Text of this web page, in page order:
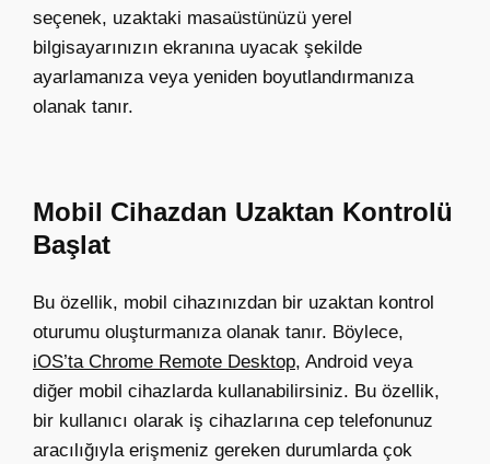
seçenek, uzaktaki masaüstünüzü yerel
bilgisayarınızın ekranına uyacak şekilde
ayarlamanıza veya yeniden boyutlandırmanıza
olanak tanır.
Mobil Cihazdan Uzaktan Kontrolü
Başlat
Bu özellik, mobil cihazınızdan bir uzaktan kontrol
oturumu oluşturmanıza olanak tanır. Böylece,
iOS’ta Chrome Remote Desktop, Android veya
diğer mobil cihazlarda kullanabilirsiniz. Bu özellik,
bir kullanıcı olarak iş cihazlarına cep telefonunuz
aracılığıyla erişmeniz gereken durumlarda çok